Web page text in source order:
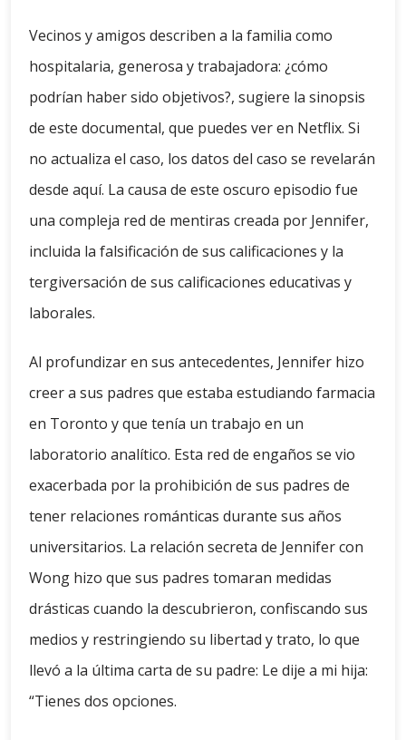
Vecinos y amigos describen a la familia como
hospitalaria, generosa y trabajadora: ¿cómo
podrían haber sido objetivos?, sugiere la sinopsis
de este documental, que puedes ver en Netflix. Si
no actualiza el caso, los datos del caso se revelarán
desde aquí. La causa de este oscuro episodio fue
una compleja red de mentiras creada por Jennifer,
incluida la falsificación de sus calificaciones y la
tergiversación de sus calificaciones educativas y
laborales.
Al profundizar en sus antecedentes, Jennifer hizo
creer a sus padres que estaba estudiando farmacia
en Toronto y que tenía un trabajo en un
laboratorio analítico. Esta red de engaños se vio
exacerbada por la prohibición de sus padres de
tener relaciones románticas durante sus años
universitarios. La relación secreta de Jennifer con
Wong hizo que sus padres tomaran medidas
drásticas cuando la descubrieron, confiscando sus
medios y restringiendo su libertad y trato, lo que
llevó a la última carta de su padre: Le dije a mi hija:
“Tienes dos opciones.